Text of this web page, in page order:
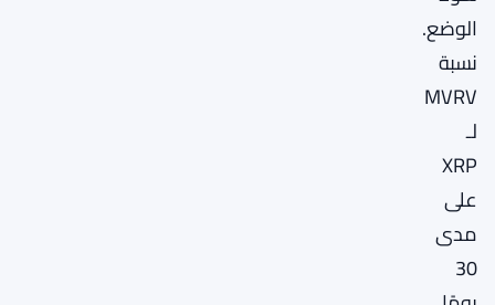
الوضع.
نسبة
MVRV
لـ
XRP
على
مدى
30